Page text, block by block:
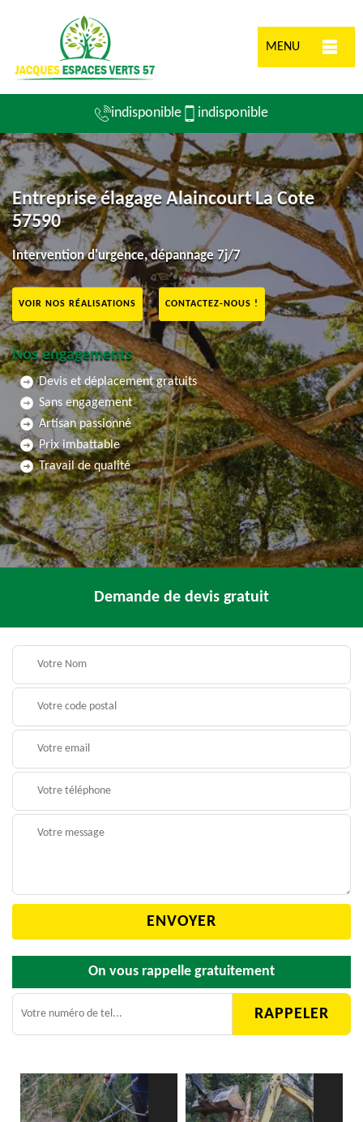
MENU
indisponible indisponible
Entreprise élagage Alaincourt La Cote
57590
Intervention d'urgence, dépannage 7j/7
VOIR NOS RÉALISATIONS CONTACTEZ-NOUS !
Nos engagements
Devis et déplacement gratuits
Sans engagement
Artisan passionné
Prix imbattable
Travail de qualité
Demande de devis gratuit
On vous rappelle gratuitement